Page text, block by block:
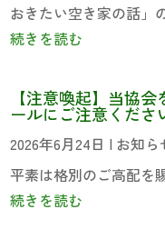
おきたい空き家の話」
続きを読む
【注意喚起】当協
ールにご注意くださ
2026年6月24日 | お知ら
平素は格別のご高配を
続きを読む